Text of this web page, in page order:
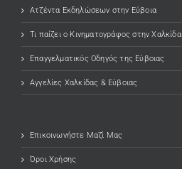
Ατζέντα Εκδηλώσεων στην Εύβοια
Τι παίζει ο Κινηματογράφος στην Χαλκίδα
Επαγγελματικός Οδηγός της Εύβοιας
Αγγελίες Χαλκίδας & Εύβοιας
Επικοινωνήστε Μαζί Μας
Όροι Χρήσης